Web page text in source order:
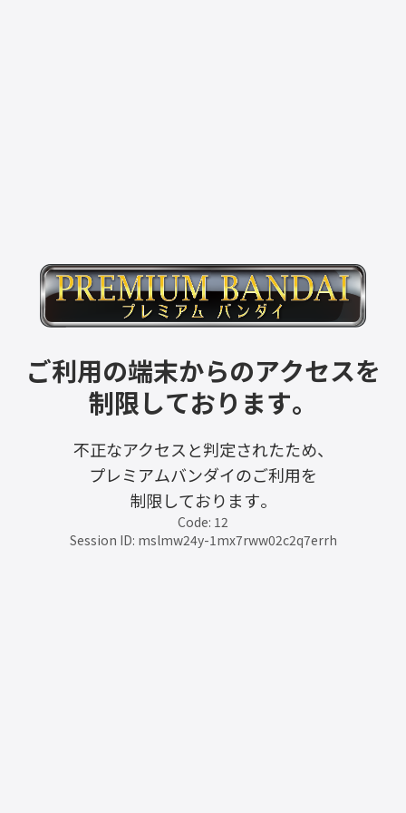
ご利用の端末からのアクセスを
制限しております。
不正なアクセスと判定されたため、
プレミアムバンダイのご利用を
制限しております。
Code: 12
Session ID: mslmw24y-1mx7rww02c2q7errh